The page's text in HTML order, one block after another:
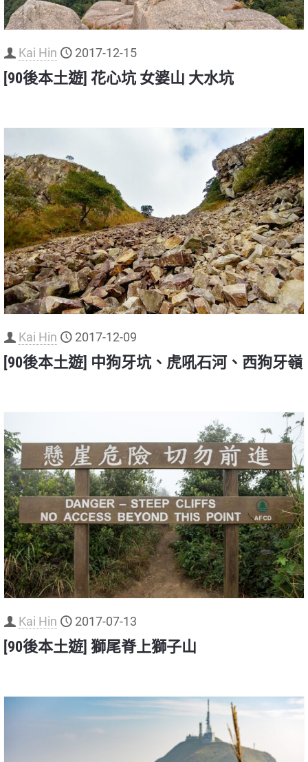
Kai Hin 2017-12-15
[90後本土遊] 花心坑 女婆山 大水坑
Kai Hin 2017-12-09
[90後本土遊] 中狗牙坑、虎吼石河、西狗牙嶺
Kai Hin 2017-07-13
[90後本土遊] 獅尾脊上獅子山